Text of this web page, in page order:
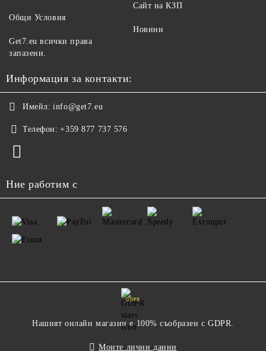
Общи Условия
Get7.eu всички права
запазени.
Сайт на КЗП
Новини
Информация за контакти:
Имейл: info@get7.eu
Телефон: +359 877 737 576
Ние работим с
GDPR
Нашият онлайн магазин е 100% съобразен с GDPR.
Моите лични данни